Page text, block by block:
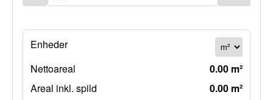
Enheder
Nettoareal
0.00 m²
Areal inkl. spild
0.00 m²